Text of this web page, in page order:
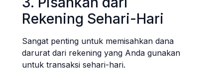
Rekening Sehari-Hari
Sangat penting untuk memisahkan dana
darurat dari rekening yang Anda gunakan
untuk transaksi sehari-hari.